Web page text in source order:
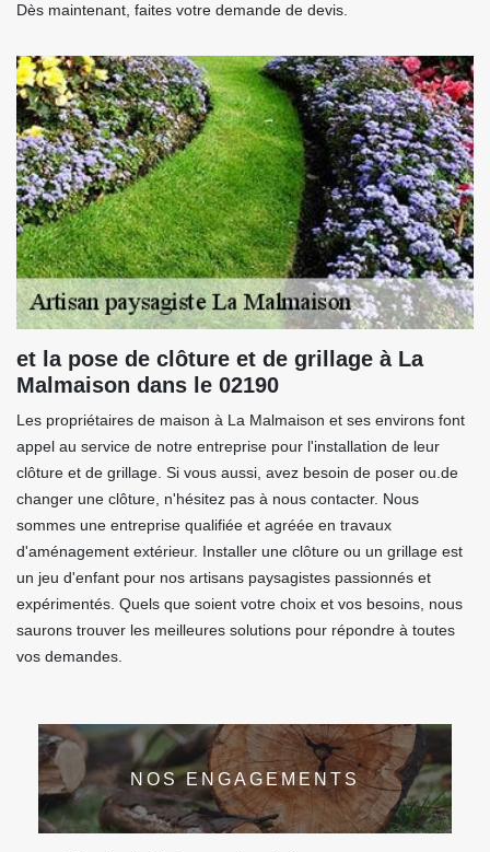
Dès maintenant, faites votre demande de devis.
et la pose de clôture et de grillage à La
Malmaison dans le 02190
Les propriétaires de maison à La Malmaison et ses environs font
appel au service de notre entreprise pour l'installation de leur
clôture et de grillage. Si vous aussi, avez besoin de poser ou.de
changer une clôture, n'hésitez pas à nous contacter. Nous
sommes une entreprise qualifiée et agréée en travaux
d'aménagement extérieur. Installer une clôture ou un grillage est
un jeu d'enfant pour nos artisans paysagistes passionnés et
expérimentés. Quels que soient votre choix et vos besoins, nous
saurons trouver les meilleures solutions pour répondre à toutes
vos demandes.
NOS ENGAGEMENTS